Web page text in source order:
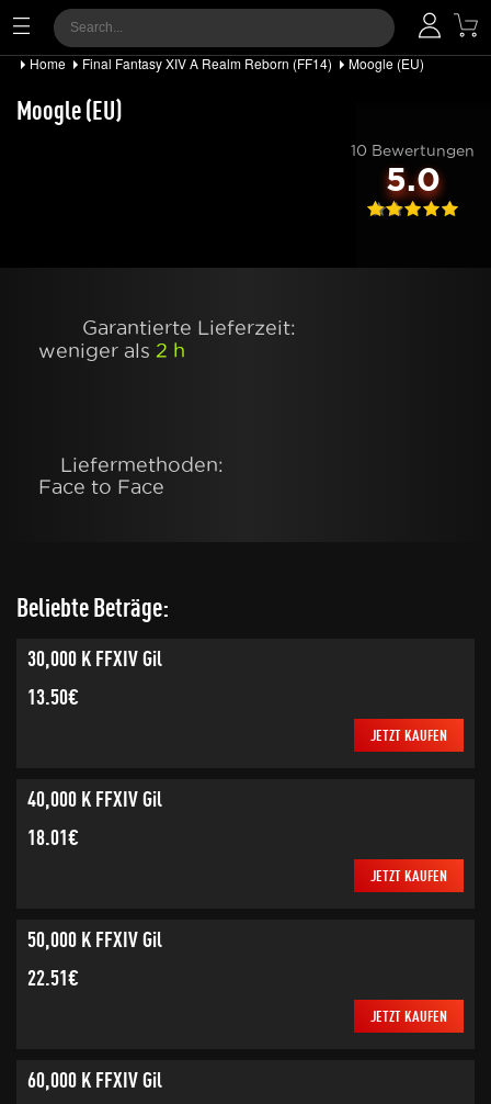
Home Final Fantasy XIV A Realm Reborn (FF14) Moogle (EU)
Moogle (EU)
10 Bewertungen
5.0
Garantierte Lieferzeit:
weniger als 2 h
Liefermethoden:
Face to Face
Beliebte Beträge:
30,000 K FFXIV Gil
13.50€
JETZT KAUFEN
40,000 K FFXIV Gil
18.01€
JETZT KAUFEN
50,000 K FFXIV Gil
22.51€
JETZT KAUFEN
60,000 K FFXIV Gil